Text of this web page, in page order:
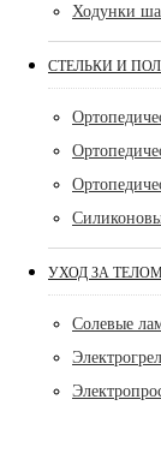
Ходунки
СТЕЛЬКИ И
УХОД ЗА
Солевые